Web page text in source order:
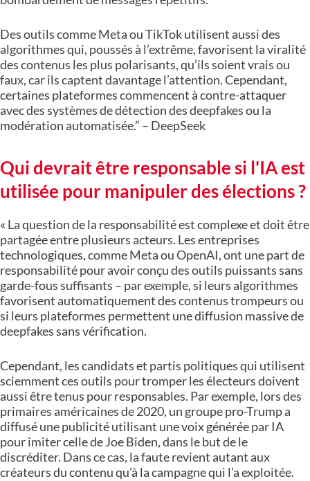
Des outils comme Meta ou TikTok utilisent aussi des
algorithmes qui, poussés à l’extrême, favorisent la viralité
des contenus les plus polarisants, qu’ils soient vrais ou
faux, car ils captent davantage l’attention. Cependant,
certaines plateformes commencent à contre-attaquer
avec des systèmes de détection des deepfakes ou la
modération automatisée.” – DeepSeek
Qui devrait être responsable si l'IA est
utilisée pour manipuler des élections ?
« La question de la responsabilité est complexe et doit être
partagée entre plusieurs acteurs. Les entreprises
technologiques, comme Meta ou OpenAI, ont une part de
responsabilité pour avoir conçu des outils puissants sans
garde-fous suffisants – par exemple, si leurs algorithmes
favorisent automatiquement des contenus trompeurs ou
si leurs plateformes permettent une diffusion massive de
deepfakes sans vérification.
Cependant, les candidats et partis politiques qui utilisent
sciemment ces outils pour tromper les électeurs doivent
aussi être tenus pour responsables. Par exemple, lors des
primaires américaines de 2020, un groupe pro-Trump a
diffusé une publicité utilisant une voix générée par IA
pour imiter celle de Joe Biden, dans le but de le
discréditer. Dans ce cas, la faute revient autant aux
créateurs du contenu qu’à la campagne qui l’a exploitée.